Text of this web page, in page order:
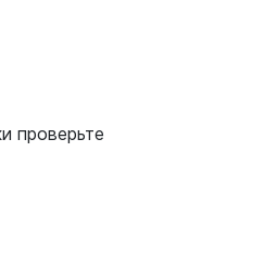
проверьте